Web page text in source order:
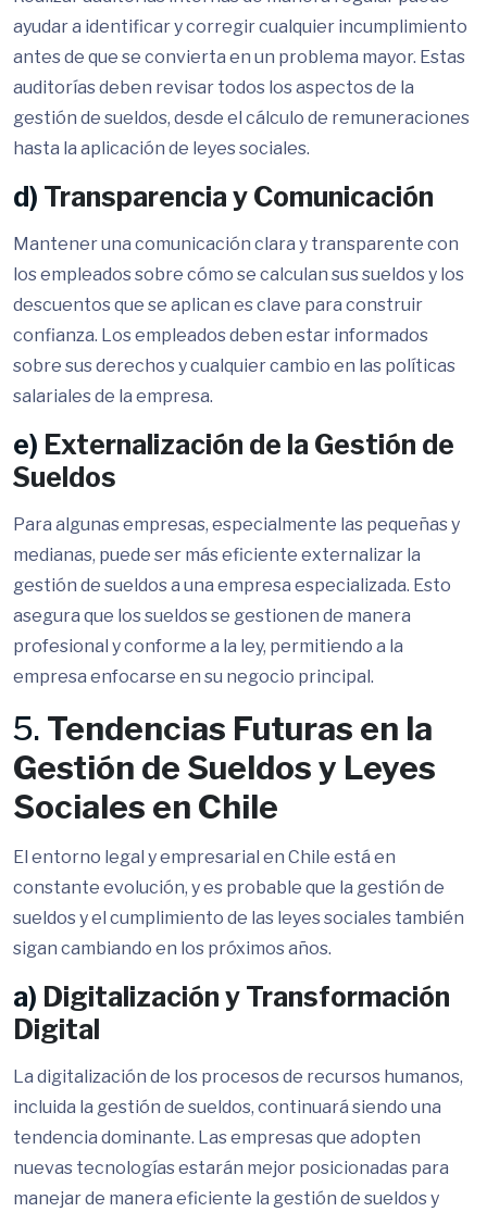
ayudar a identificar y corregir cualquier incumplimiento
antes de que se convierta en un problema mayor. Estas
auditorías deben revisar todos los aspectos de la
gestión de sueldos, desde el cálculo de remuneraciones
hasta la aplicación de leyes sociales.
d) Transparencia y Comunicación
Mantener una comunicación clara y transparente con
los empleados sobre cómo se calculan sus sueldos y los
descuentos que se aplican es clave para construir
confianza. Los empleados deben estar informados
sobre sus derechos y cualquier cambio en las políticas
salariales de la empresa.
e) Externalización de la Gestión de
Sueldos
Para algunas empresas, especialmente las pequeñas y
medianas, puede ser más eficiente externalizar la
gestión de sueldos a una empresa especializada. Esto
asegura que los sueldos se gestionen de manera
profesional y conforme a la ley, permitiendo a la
empresa enfocarse en su negocio principal.
5. Tendencias Futuras en la
Gestión de Sueldos y Leyes
Sociales en Chile
El entorno legal y empresarial en Chile está en
constante evolución, y es probable que la gestión de
sueldos y el cumplimiento de las leyes sociales también
sigan cambiando en los próximos años.
a) Digitalización y Transformación
Digital
La digitalización de los procesos de recursos humanos,
incluida la gestión de sueldos, continuará siendo una
tendencia dominante. Las empresas que adopten
nuevas tecnologías estarán mejor posicionadas para
manejar de manera eficiente la gestión de sueldos y